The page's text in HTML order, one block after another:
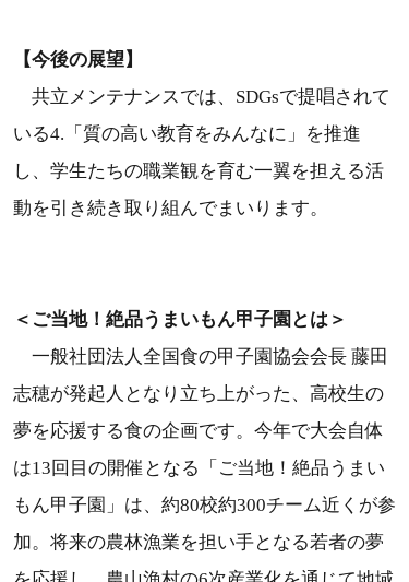
【今後の展望】
共立メンテナンスでは、SDGsで提唱されて
いる4.「質の高い教育をみんなに」を推進
し、学生たちの職業観を育む一翼を担える活
動を引き続き取り組んでまいります。
＜ご当地！絶品うまいもん甲子園とは＞
一般社団法人全国食の甲子園協会会長 藤田
志穂が発起人となり立ち上がった、高校生の
夢を応援する食の企画です。今年で大会自体
は13回目の開催となる「ご当地！絶品うまい
もん甲子園」は、約80校約300チーム近くが参
加。将来の農林漁業を担い手となる若者の夢